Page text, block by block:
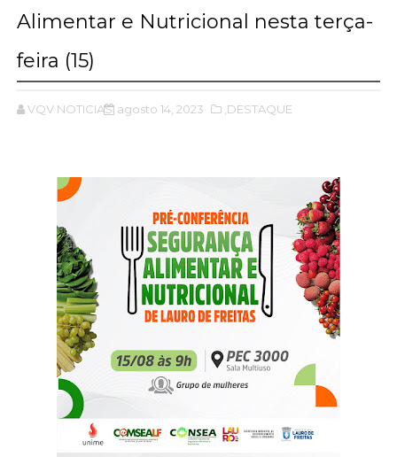
Alimentar e Nutricional nesta terça-
feira (15)
VQV NOTICIAS agosto 14, 2023 ,DESTAQUE